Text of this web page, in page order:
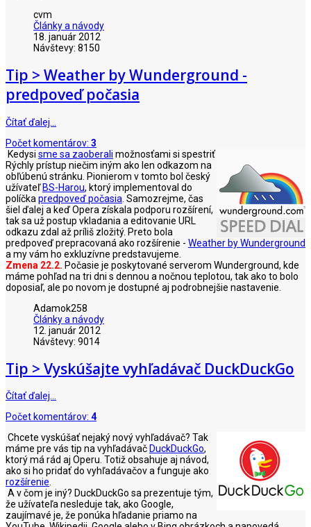
cvm
Články a návody
18. január 2012
Návštevy: 8150
Tip > Weather by Wunderground -
predpoveď počasia
Čítať ďalej…
Počet komentárov: 3
Kedysi sme sa zaoberali možnosťami si spestriť
Rýchly prístup niečim iným ako len odkazom na
obľúbenú stránku. Pionierom v tomto bol český
užívateľBS-Harou, ktorý implementoval do
políčka predpoveď počasia . Samozrejme, čas
šiel ďalej a keď Opera získala podporu rozšírení,
tak sa už postup vkladania a editovanie URL
odkazu zdal až príliš zložitý. Preto bola
predpoveď prepracovaná ako rozšírenie - Weather by Wunderground
a my vám ho exkluzívne predstavujeme.
Zmena 22.2. Počasie je poskytované serverom Wunderground, kde
máme pohľad na tri dni s dennou a nočnou teplotou, tak ako to bolo
doposiaľ, ale po novom je dostupné aj podrobnejšie nastavenie.
Adamok258
Články a návody
12. január 2012
Návštevy: 9014
Tip > Vyskúšajte vyhľadávač DuckDuckGo
Čítať ďalej…
Počet komentárov: 4
Chcete vyskúšať nejaký nový vyhľadávač? Tak
máme pre vás tip na vyhľadávač DuckDuckGo,
ktorý má rád aj Operu. Totiž obsahuje aj návod,
ako si ho pridať do vyhľadávačov a funguje ako
rozšírenie.
A v čom je iný? DuckDuckGo sa prezentuje tým,
že užívateľa nesleduje tak, ako Google,
zaujímavé je, že ponúka hľadanie priamo na